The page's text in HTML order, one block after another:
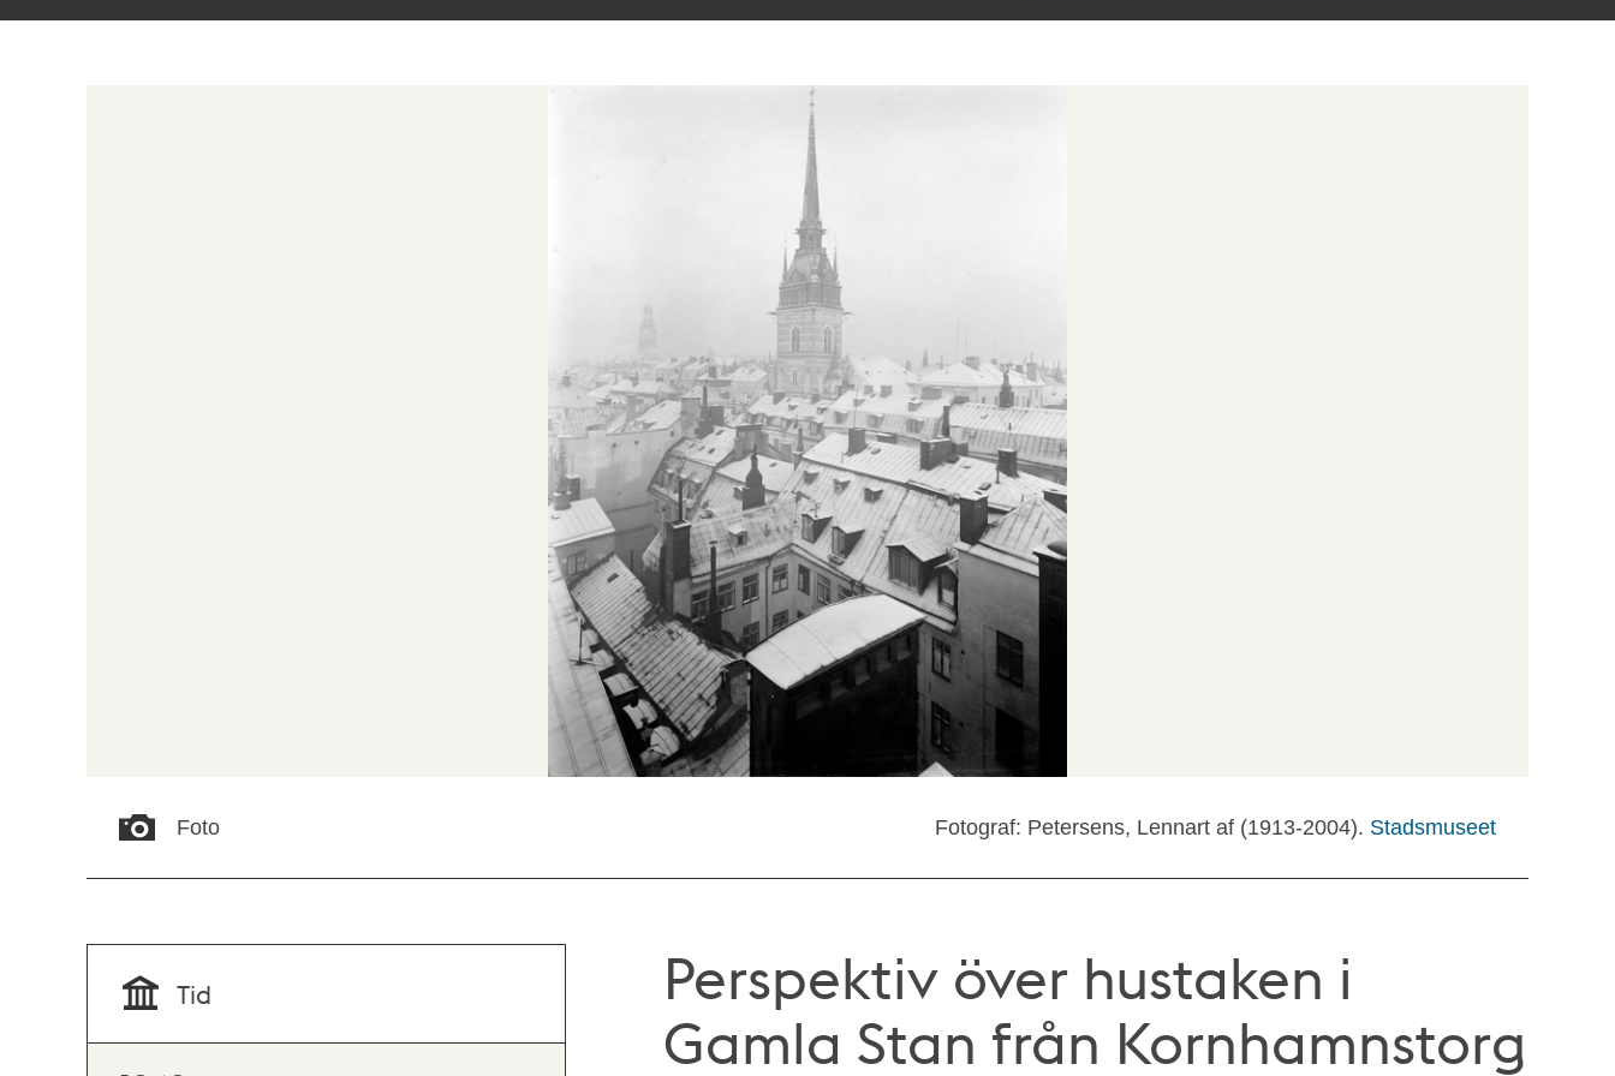
Foto Fotograf: Petersens, Lennart af (1913-2004). Stadsmuseet
Perspektiv över hustaken i
Gamla Stan från Kornhamnstorg
Tid